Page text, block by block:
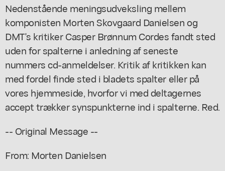
Nedenstående meningsudveksling mellem
komponisten Morten Skovgaard Danielsen og
DMT's kritiker Casper Brønnum Cordes fandt sted
uden for spalterne i anledning af seneste
nummers cd-anmeldelser. Kritik af kritikken kan
med fordel finde sted i bladets spalter eller på
vores hjemmeside, hvorfor vi med deltagernes
accept trækker synspunkterne ind i spalterne. Red.
-- Original Message --
From: Morten Danielsen